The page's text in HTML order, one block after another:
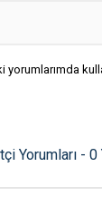
yorumlarımda
Yorumları - 0